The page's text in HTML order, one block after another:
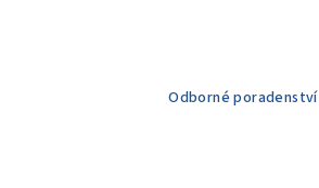
Odborné poradenství